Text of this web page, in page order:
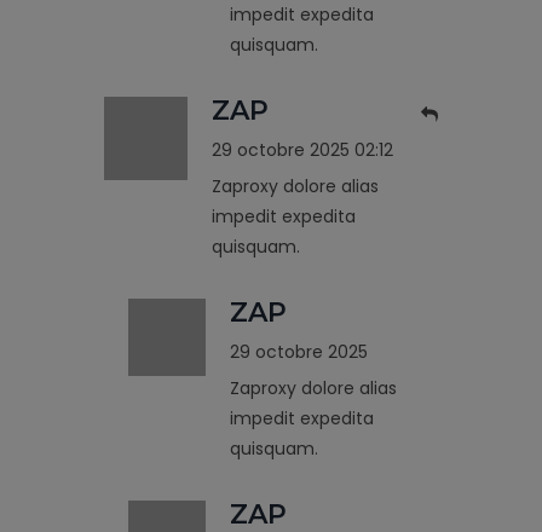
impedit expedita
quisquam.
ZAP
29 octobre 2025 02:12
Zaproxy dolore alias
impedit expedita
quisquam.
ZAP
29 octobre 2025
Zaproxy dolore alias
impedit expedita
quisquam.
ZAP